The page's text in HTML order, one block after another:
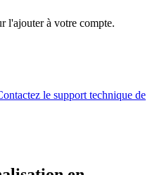
l'ajouter à votre compte.
le support technique de